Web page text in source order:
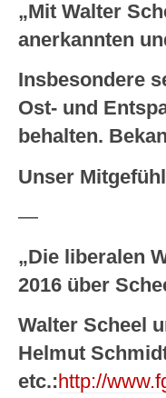
„Mit Walter
anerkannten
Insbesondere
Ost- und
behalten.
Unser
—
„Die liberalen
2016 über
Walter Scheel
Helmut
etc.:http://